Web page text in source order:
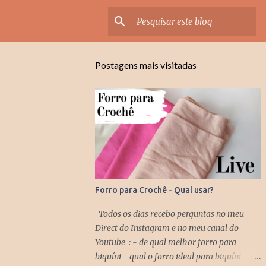
Postagens mais visitadas
Forro para Crochê - Qual usar?
Todos os dias recebo perguntas no meu
Direct do Instagram e no meu canal do
Youtube : - de qual melhor forro para
biquíni - qual o forro ideal para biquíni -